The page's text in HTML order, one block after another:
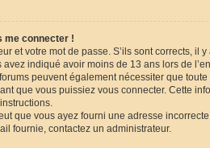
me connecter !
et votre mot de passe. S’ils sont corrects, il
avez indiqué avoir moins de 13 ans lors de
peuvent également nécessiter que
que vous puissiez vous connecter. Cette
que vous ayez fourni une adresse
fournie, contactez un administrateur.